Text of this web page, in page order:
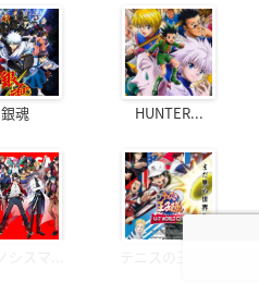
銀魂 HUNTER...